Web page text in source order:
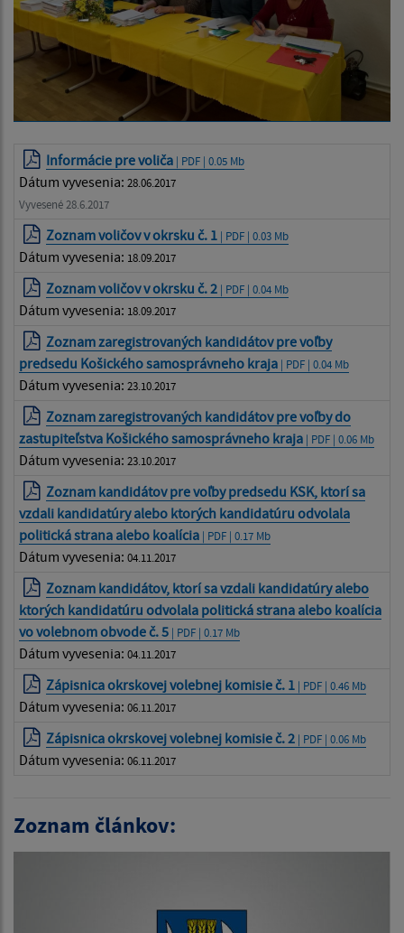
Informácie pre voliča | PDF | 0.05 Mb
Dátum vyvesenia: 28.06.2017
Vyvesené 28.6.2017
Zoznam voličov v okrsku č. 1 | PDF | 0.03 Mb
Dátum vyvesenia: 18.09.2017
Zoznam voličov v okrsku č. 2 | PDF | 0.04 Mb
Dátum vyvesenia: 18.09.2017
Zoznam zaregistrovaných kandidátov pre voľby
predsedu Košického samosprávneho kraja | PDF | 0.04 Mb
Dátum vyvesenia: 23.10.2017
Zoznam zaregistrovaných kandidátov pre voľby do
zastupiteľstva Košického samosprávneho kraja | PDF | 0.06 Mb
Dátum vyvesenia: 23.10.2017
Zoznam kandidátov pre voľby predsedu KSK, ktorí sa
vzdali kandidatúry alebo ktorých kandidatúru odvolala
politická strana alebo koalícia | PDF | 0.17 Mb
Dátum vyvesenia: 04.11.2017
Zoznam kandidátov, ktorí sa vzdali kandidatúry alebo
ktorých kandidatúru odvolala politická strana alebo koalícia
vo volebnom obvode č. 5 | PDF | 0.17 Mb
Dátum vyvesenia: 04.11.2017
Zápisnica okrskovej volebnej komisie č. 1 | PDF | 0.46 Mb
Dátum vyvesenia: 06.11.2017
Zápisnica okrskovej volebnej komisie č. 2 | PDF | 0.06 Mb
Dátum vyvesenia: 06.11.2017
Zoznam článkov: